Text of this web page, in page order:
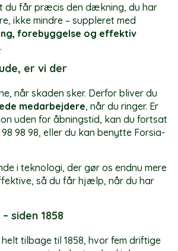
du får præcis den dækning, du har
ikke mindre – suppleret med
forebyggelse og effektiv
.
er vi der
når skaden sker. Derfor bliver du
medarbejdere, når du ringer. Er
uden for åbningstid, kan du fortsat
98 98, eller du kan benytte Forsia-
i teknologi, der gør os endnu mere
så du får hjælp, når du har
siden 1858
tilbage til 1858, hvor fem driftige